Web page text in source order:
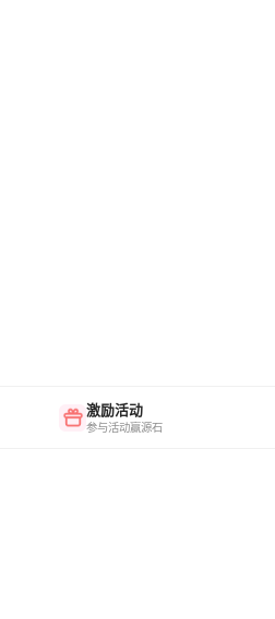
激励活动
参与活动赢源石